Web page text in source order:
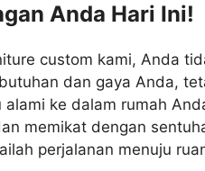
Anda Hari Ini!
custom kami, Anda
dan gaya Anda,
ke dalam rumah
memikat dengan
perjalanan menuju